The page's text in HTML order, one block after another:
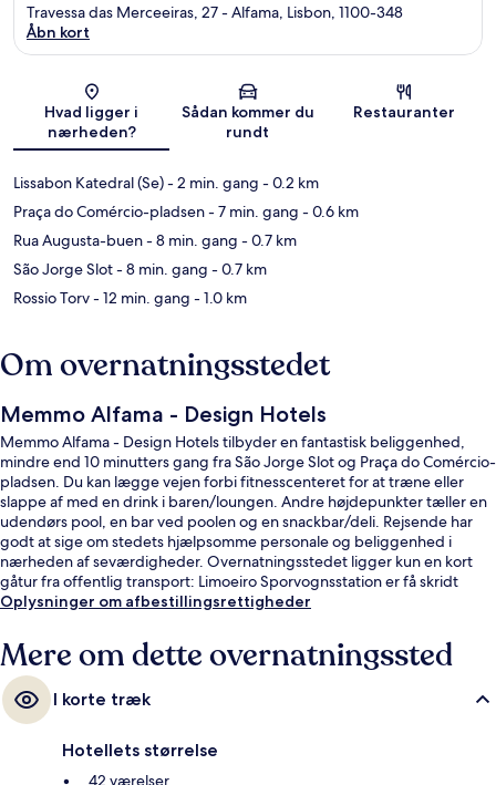
Kort
Travessa das Merceeiras, 27 - Alfama, Lisbon, 1100-348
Åbn kort
Hvad ligger i
nærheden?
Sådan kommer du
rundt
Restauranter
Lissabon Katedral (Se)- 2 min. gang - 0.2 km
Praça do Comércio-pladsen- 7 min. gang - 0.6 km
Rua Augusta-buen- 8 min. gang - 0.7 km
São Jorge Slot- 8 min. gang - 0.7 km
Rossio Torv- 12 min. gang - 1.0 km
Om overnatningsstedet
Memmo Alfama - Design Hotels
Memmo Alfama - Design Hotels tilbyder en fantastisk beliggenhed,
mindre end 10 minutters gang fra São Jorge Slot og Praça do Comércio-
pladsen. Du kan lægge vejen forbi fitnesscenteret for at træne eller
slappe af med en drink i baren/loungen. Andre højdepunkter tæller en
udendørs pool, en bar ved poolen og en snackbar/deli. Rejsende har
godt at sige om stedets hjælpsomme personale og beliggenhed i
nærheden af seværdigheder. Overnatningsstedet ligger kun en kort
gåtur fra offentlig transport: Limoeiro Sporvognsstation er få skridt
derfra og Miradouro Sta. Luzia Station ligger 4 minutter væk.
Oplysninger om afbestillingsrettigheder
Mere om dette overnatningssted
I korte træk
Hotellets størrelse
42 værelser